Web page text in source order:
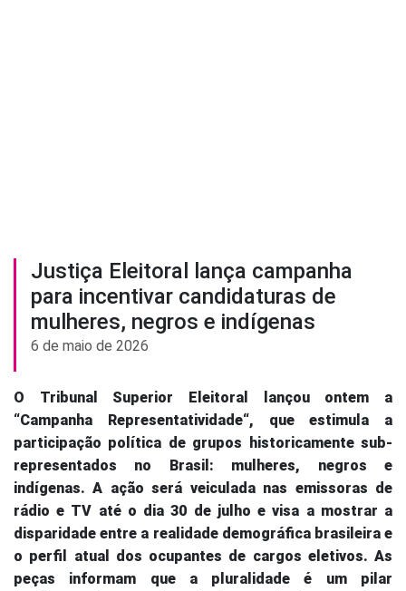
Justiça Eleitoral lança campanha
para incentivar candidaturas de
mulheres, negros e indígenas
6 de maio de 2026
O Tribunal Superior Eleitoral lançou ontem a
“Campanha Representatividade“, que estimula a
participação política de grupos historicamente sub-
representados no Brasil: mulheres, negros e
indígenas. A ação será veiculada nas emissoras de
rádio e TV até o dia 30 de julho e visa a mostrar a
disparidade entre a realidade demográfica brasileira e
o perfil atual dos ocupantes de cargos eletivos. As
peças informam que a pluralidade é um pilar